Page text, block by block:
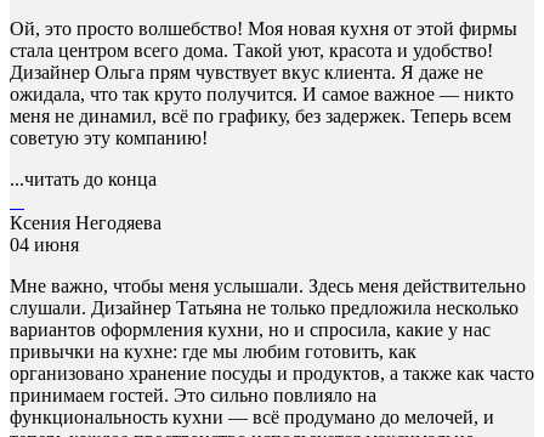
Ой, это просто волшебство! Моя новая кухня от этой фирмы
стала центром всего дома. Такой уют, красота и удобство!
Дизайнер Ольга прям чувствует вкус клиента. Я даже не
ожидала, что так круто получится. И самое важное — никто
меня не динамил, всё по графику, без задержек. Теперь всем
советую эту компанию!
...читать до конца
Ксения Негодяева
04 июня
Мне важно, чтобы меня услышали. Здесь меня действительно
слушали. Дизайнер Татьяна не только предложила несколько
вариантов оформления кухни, но и спросила, какие у нас
привычки на кухне: где мы любим готовить, как
организовано хранение посуды и продуктов, а также как часто
принимаем гостей. Это сильно повлияло на
функциональность кухни — всё продумано до мелочей, и